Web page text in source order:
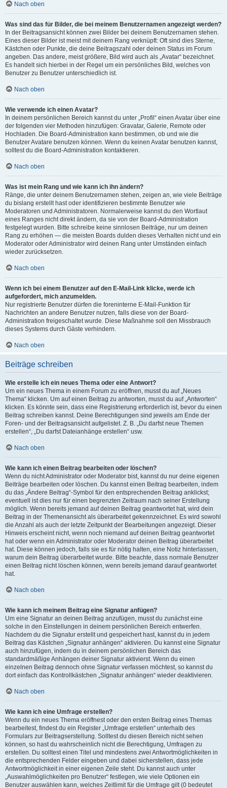
Nach oben
Was sind das für Bilder, die bei meinem Benutzernamen angezeigt werden?
In der Beitragsansicht können zwei Bilder bei deinem Benutzernamen stehen.
Eines dieser Bilder ist meist mit deinem Rang verknüpft: Oft sind dies Sterne,
Kästchen oder Punkte, die deine Beitragszahl oder deinen Status im Forum
angeben. Das andere, meist größere, Bild wird auch als „Avatar“ bezeichnet.
Es handelt sich hierbei in der Regel um ein persönliches Bild, welches von
Benutzer zu Benutzer unterschiedlich ist.
Nach oben
Wie verwende ich einen Avatar?
In deinem persönlichen Bereich kannst du unter „Profil“ einen Avatar über eine
der folgenden vier Methoden hinzufügen: Gravatar, Galerie, Remote oder
Hochladen. Die Board-Administration kann bestimmen, ob und wie die
Benutzer Avatare benutzen können. Wenn du keinen Avatar benutzen kannst,
solltest du die Board-Administration kontaktieren.
Nach oben
Was ist mein Rang und wie kann ich ihn ändern?
Ränge, die unter deinem Benutzernamen stehen, zeigen an, wie viele Beiträge
du bislang erstellt hast oder identifizieren bestimmte Benutzer wie
Moderatoren und Administratoren. Normalerweise kannst du den Wortlaut
eines Ranges nicht direkt ändern, da sie von der Board-Administration
festgelegt wurden. Bitte schreibe keine sinnlosen Beiträge, nur um deinen
Rang zu erhöhen — die meisten Boards dulden dieses Verhalten nicht und ein
Moderator oder Administrator wird deinen Rang unter Umständen einfach
wieder zurücksetzen.
Nach oben
Wenn ich bei einem Benutzer auf den E-Mail-Link klicke, werde ich
aufgefordert, mich anzumelden.
Nur registrierte Benutzer dürfen die foreninterne E-Mail-Funktion für
Nachrichten an andere Benutzer nutzen, falls diese von der Board-
Administration freigeschaltet wurde. Diese Maßnahme soll den Missbrauch
dieses Systems durch Gäste verhindern.
Nach oben
Beiträge schreiben
Wie erstelle ich ein neues Thema oder eine Antwort?
Um ein neues Thema in einem Forum zu eröffnen, musst du auf „Neues
Thema“ klicken. Um auf einen Beitrag zu antworten, musst du auf „Antworten“
klicken. Es könnte sein, dass eine Registrierung erforderlich ist, bevor du einen
Beitrag schreiben kannst. Deine Berechtigungen sind jeweils am Ende der
Foren- und der Beitragsansicht aufgelistet. Z. B. „Du darfst neue Themen
erstellen“, „Du darfst Dateianhänge erstellen“ usw.
Nach oben
Wie kann ich einen Beitrag bearbeiten oder löschen?
Wenn du nicht Administrator oder Moderator bist, kannst du nur deine eigenen
Beiträge bearbeiten oder löschen. Du kannst einen Beitrag bearbeiten, indem
du das „Ändere Beitrag“-Symbol für den entsprechenden Beitrag anklickst;
eventuell ist dies nur für einen begrenzten Zeitraum nach seiner Erstellung
möglich. Wenn bereits jemand auf deinen Beitrag geantwortet hat, wird dein
Beitrag in der Themenansicht als überarbeitet gekennzeichnet. Es wird sowohl
die Anzahl als auch der letzte Zeitpunkt der Bearbeitungen angezeigt. Dieser
Hinweis erscheint nicht, wenn noch niemand auf deinen Beitrag geantwortet
hat oder wenn ein Administrator oder Moderator deinen Beitrag überarbeitet
hat. Diese können jedoch, falls sie es für nötig halten, eine Notiz hinterlassen,
warum dein Beitrag überarbeitet wurde. Bitte beachte, dass normale Benutzer
einen Beitrag nicht löschen können, wenn bereits jemand darauf geantwortet
hat.
Nach oben
Wie kann ich meinem Beitrag eine Signatur anfügen?
Um eine Signatur an deinen Beitrag anzufügen, musst du zunächst eine
solche in den Einstellungen in deinem persönlichen Bereich entwerfen.
Nachdem du die Signatur erstellt und gespeichert hast, kannst du in jedem
Beitrag das Kästchen „Signatur anhängen“ aktivieren. Du kannst eine Signatur
auch hinzufügen, indem du in deinem persönlichen Bereich das
standardmäßige Anhängen deiner Signatur aktivierst. Wenn du einen
einzelnen Beitrag dennoch ohne Signatur verfassen möchtest, so kannst du
dort einfach das Kontrollkästchen „Signatur anhängen“ wieder deaktivieren.
Nach oben
Wie kann ich eine Umfrage erstellen?
Wenn du ein neues Thema eröffnest oder den ersten Beitrag eines Themas
bearbeitest, findest du ein Register „Umfrage erstellen“ unterhalb des
Formulars zur Beitragserstellung. Solltest du diesen Bereich nicht sehen
können, so hast du wahrscheinlich nicht die Berechtigung, Umfragen zu
erstellen. Du solltest einen Titel und mindestens zwei Antwortmöglichkeiten in
die entsprechenden Felder eingeben und dabei sicherstellen, dass jede
Antwortmöglichkeit in einer eigenen Zeile steht. Du kannst auch unter
„Auswahlmöglichkeiten pro Benutzer“ festlegen, wie viele Optionen ein
Benutzer auswählen kann, welches Zeitlimit für die Umfrage gilt (0 bedeutet